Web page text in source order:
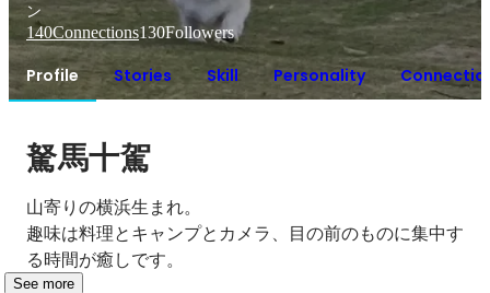
ン
140Connections130Followers
Profile Stories Skill Personality
駑馬十駕
山寄りの横浜生まれ。
趣味は料理とキャンプとカメラ、目の前のものに集中す
る時間が癒しです。
See more